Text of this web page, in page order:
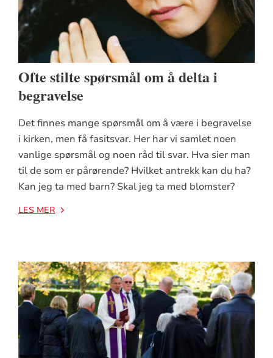
Ofte stilte spørsmål om å delta i
begravelse
Det finnes mange spørsmål om å være i begravelse
i kirken, men få fasitsvar. Her har vi samlet noen
vanlige spørsmål og noen råd til svar. Hva sier man
til de som er pårørende? Hvilket antrekk kan du ha?
Kan jeg ta med barn? Skal jeg ta med blomster?
LES MER